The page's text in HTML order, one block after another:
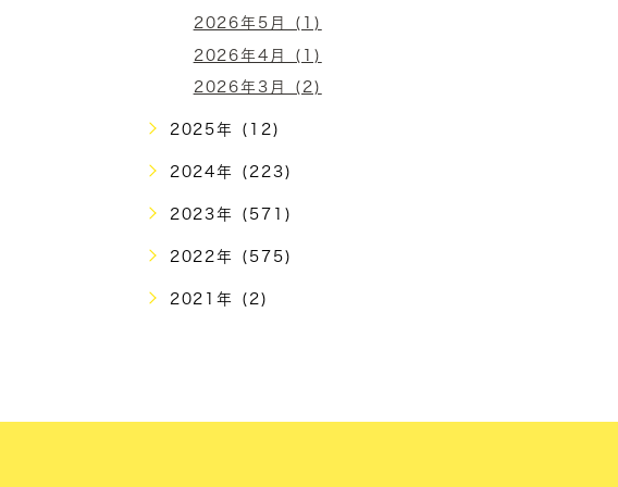
2026年5月 (1)
2026年4月 (1)
2026年3月 (2)
2025年 (12)
2024年 (223)
2023年 (571)
2022年 (575)
2021年 (2)